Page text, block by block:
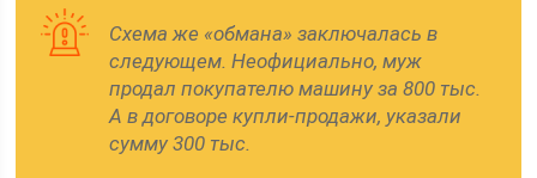
Схема же «обмана» заключалась в
следующем. Неофициально, муж
продал покупателю машину за 800 тыс.
А в договоре купли-продажи, указали
сумму 300 тыс.